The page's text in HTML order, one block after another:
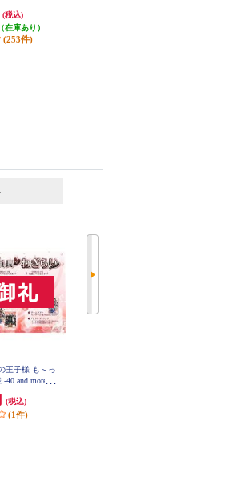
(税込)
在庫あり）
(253件)
王子様 も～っ
and more...
ション
(税込)
(1件)